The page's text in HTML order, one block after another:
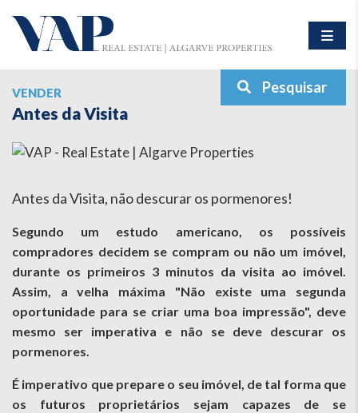
Pesquisar
VENDER
Antes da Visita
Antes da Visita, não descurar os pormenores!
Segundo um estudo americano, os possíveis
compradores decidem se compram ou não um imóvel,
durante os primeiros 3 minutos da visita ao imóvel.
Assim, a velha máxima "Não existe uma segunda
oportunidade para se criar uma boa impressão", deve
mesmo ser imperativa e não se deve descurar os
pormenores.
É imperativo que prepare o seu imóvel, de tal forma que
os futuros proprietários sejam capazes de se